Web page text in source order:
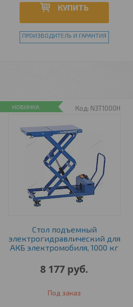
КУПИТЬ
ПРОИЗВОДИТЕЛЬ И ГАРАНТИЯ
N3T1000H
НОВИНКА
Стол подъемный
электрогидравлический для
АКБ электромобиля, 1000 кг
8 177 руб.
Под заказ